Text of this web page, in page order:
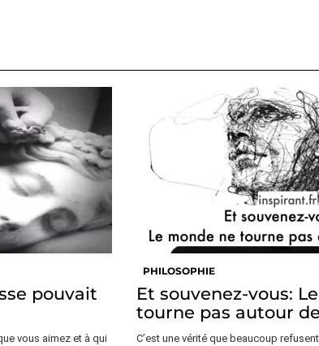
pouvait
vous aimez et à qui
PHILOSOPHIE
Et souvenez-vous:
tourne pas autour
C’est une vérité que beaucoup